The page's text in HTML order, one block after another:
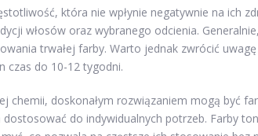
która nie wpłynie negatywnie na ich
włosów oraz wybranego odcienia.
trwałej farby. Warto jednak zwrócić
czas do 10-12 tygodni.
chemii, doskonałym rozwiązaniem mogą być
dostosować do indywidualnych potrzeb. Farby